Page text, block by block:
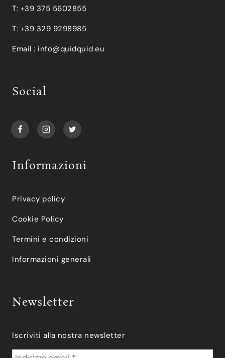
T: +39 375 5602855
T: +39 329 9298985
Email : info@quidquid.eu
Social
Informazioni
Privacy policy
Cookie Policy
Termini e condizioni
Informazioni generali
Newsletter
Iscriviti alla nostra newsletter